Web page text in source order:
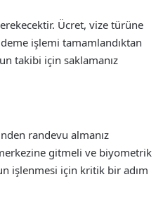
Ücret, vize türüne
işlemi tamamlandıktan
takibi için saklamanız
randevu almanız
gitmeli ve biyometrik
işlenmesi için kritik bir adım